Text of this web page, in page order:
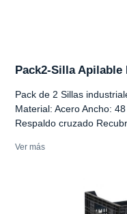
Pack2-Silla
Pack de 2 Sillas
Material: Acero Ancho:
Respaldo cruzado
Ver más